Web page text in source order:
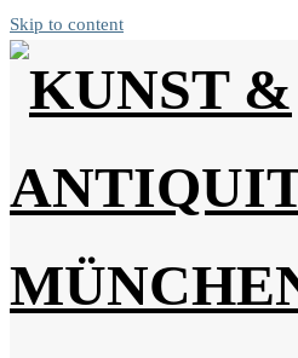
Skip to content